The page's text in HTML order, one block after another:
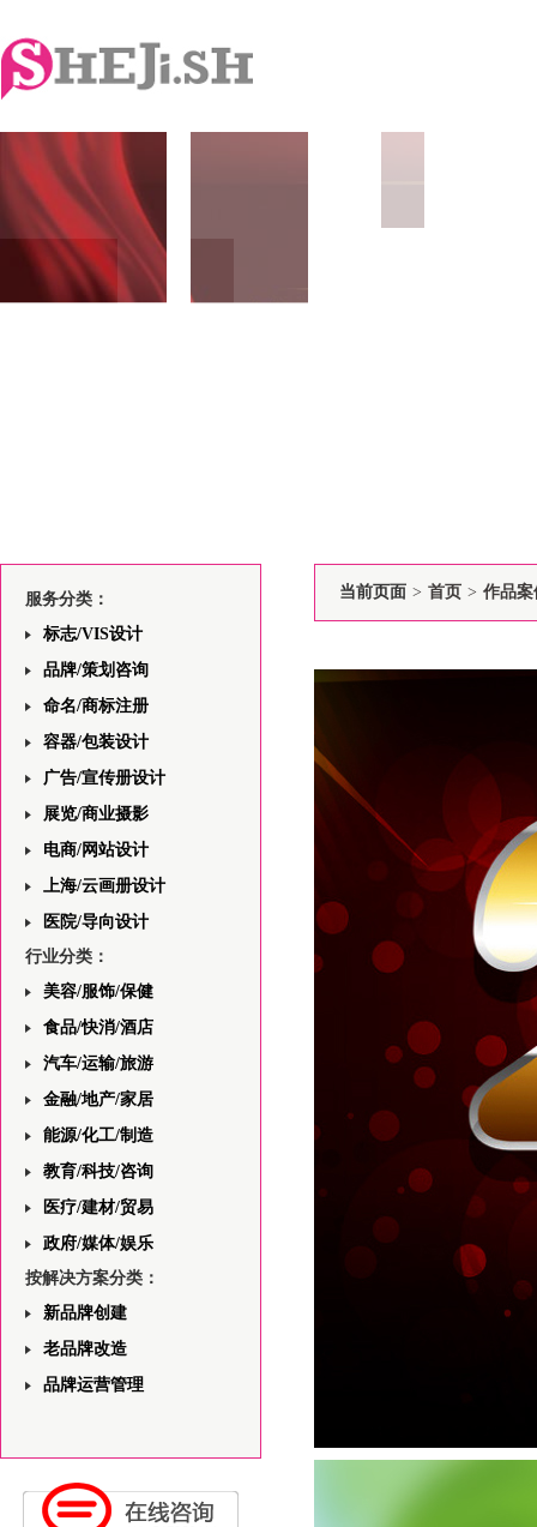
服务分类：
标志/VIS设计
品牌/策划咨询
命名/商标注册
容器/包装设计
广告/宣传册设计
展览/商业摄影
电商/网站设计
上海/云画册设计
医院/导向设计
行业分类：
美容/服饰/保健
食品/快消/酒店
汽车/运输/旅游
金融/地产/家居
能源/化工/制造
教育/科技/咨询
医疗/建材/贸易
政府/媒体/娱乐
按解决方案分类：
新品牌创建
老品牌改造
品牌运营管理
当前页面 > 首页 > 作品案